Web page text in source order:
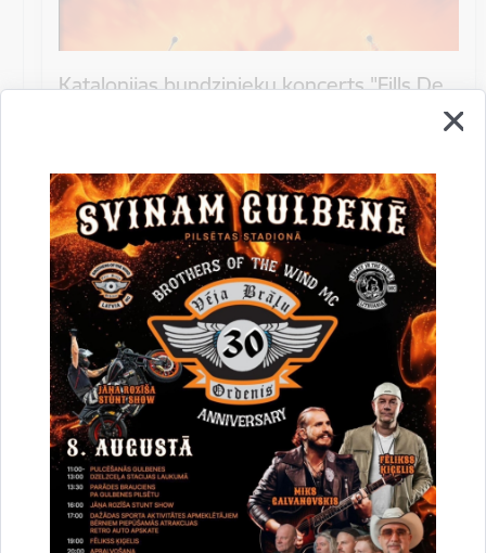
Katalonijas bundzinieku koncerts "Fills De
Koncerts
Datums
12. novembris, 2022
Laiks
10.00
Atrašanās vieta
Druvienas Latviskās dzīvesziņas centrs